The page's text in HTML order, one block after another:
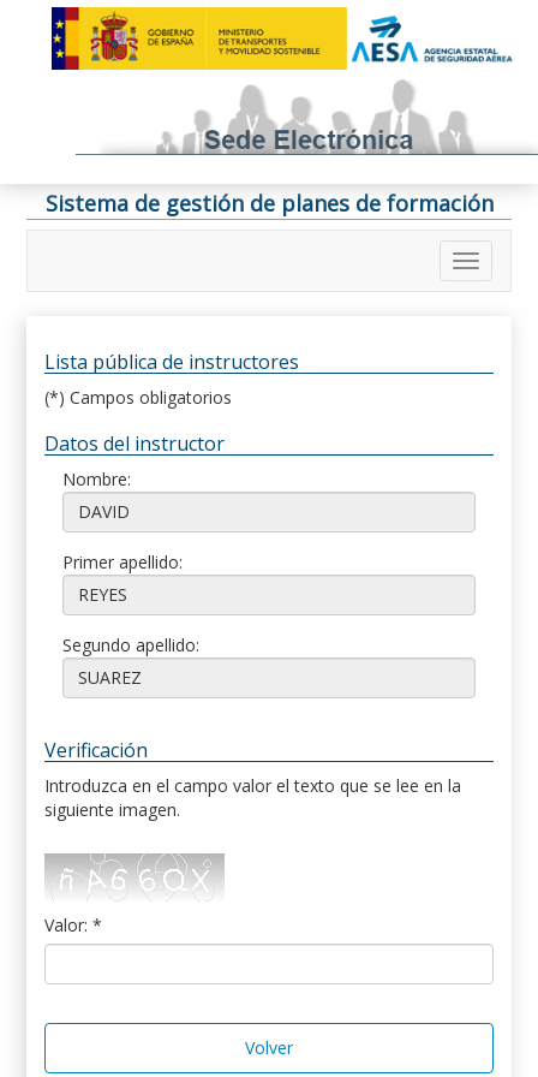
Sistema de gestión de planes de formación
Lista pública de instructores
(*) Campos obligatorios
Datos del instructor
Nombre:
Primer apellido:
Segundo apellido:
Verificación
Introduzca en el campo valor el texto que se lee en la
siguiente imagen.
Valor: *
Volver